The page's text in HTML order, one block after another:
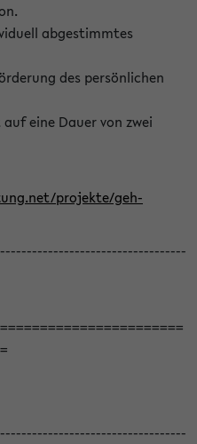
abgestimmtes
des persönlichen
eine Dauer von zwei
projekte/geh-